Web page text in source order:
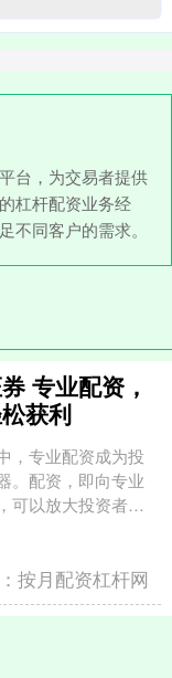
台，为交易者提供
杠杆配资业务经
不同客户的需求。
专业配资，
获利
，专业配资成为投
。配资，即向专业
可以放大投资者的
收益。 * **放大资
按月配资杠杆网